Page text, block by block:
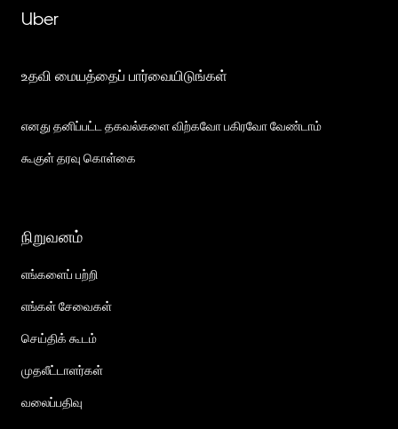
Uber
உதவி மையத்தைப் பார்வையிடுங்கள்
எனது தனிப்பட்ட தகவல்களை விற்கவோ பகிரவோ வேண்டாம்
கூகுள் தரவு கொள்கை
நிறுவனம்
எங்களைப் பற்றி
எங்கள் சேவைகள்
செய்திக் கூடம்
முதலீட்டாளர்கள்
வலைப்பதிவு